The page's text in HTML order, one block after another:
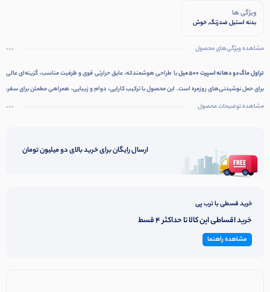
ویژگی ها
بدنه استیل ضدزنگ, خوش
مشاهده ویژگی‌های محصول
تراول ماگ دو دهانه اسپرت 500 میل
با طراحی هوشمندانه، عایق حرارتی قوی و ظرفیت مناسب، گزینه‌ای عالی
برای حمل نوشیدنی‌های روزمره است. این محصول با ترکیب کارایی، دوام و زیبایی، همراهی مطمئن برای سفر،
ورزش و فعالیت‌های روزانه شما خواهد بود.
مشاهده توضیحات محصول
ارسال رایگان برای خرید بالای دو میلیون تومان
خرید قسطی با ترب پی
خرید اقساطی این کالا تا حداکثر 4 قسط
مشاهده راهنما